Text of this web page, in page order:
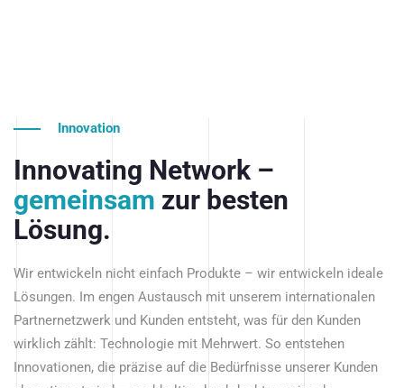
Innovation
Innovating Network –
gemeinsam zur besten
Lösung.
Wir entwickeln nicht einfach Produkte – wir entwickeln ideale
Lösungen. Im engen Austausch mit unserem internationalen
Partnernetzwerk und Kunden entsteht, was für den Kunden
wirklich zählt: Technologie mit Mehrwert. So entstehen
Innovationen, die präzise auf die Bedürfnisse unserer Kunden